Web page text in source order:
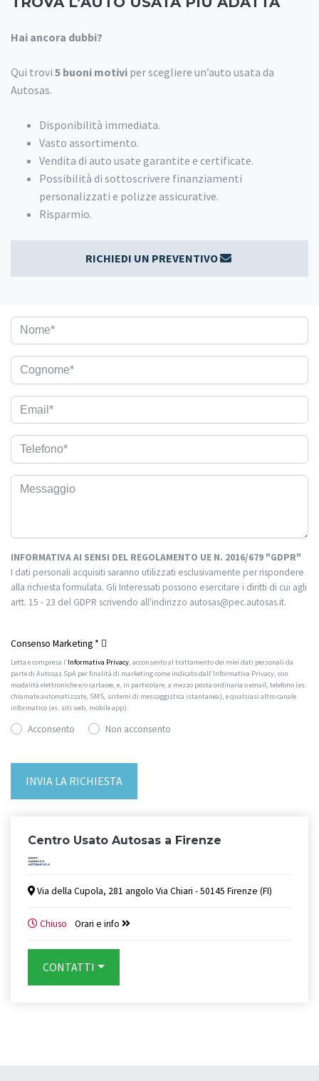
Hai ancora dubbi?
Qui trovi 5 buoni motivi per scegliere un’auto usata da
Autosas.
Disponibilità immediata.
Vasto assortimento.
Vendita di auto usate garantite e certificate.
Possibilità di sottoscrivere finanziamenti
personalizzati e polizze assicurative.
Risparmio.
RICHIEDI UN PREVENTIVO
INFORMATIVA AI SENSI DEL REGOLAMENTO UE N. 2016/679 "GDPR"
I dati personali acquisiti saranno utilizzati esclusivamente per rispondere
alla richiesta formulata. Gli Interessati possono esercitare i diritti di cui agli
artt. 15 - 23 del GDPR scrivendo all'indirizzo autosas@pec.autosas.it.
Consenso Marketing *
Letta e compresa l’Informativa Privacy, acconsento al trattamento dei miei dati personali da
parte di Autosas SpA per finalità di marketing come indicato dall’Informativa Privacy, con
modalità elettroniche e/o cartacee, e, in particolare, a mezzo posta ordinaria o email, telefono (es.
chiamate automatizzate, SMS, sistemi di messaggistica istantanea), e qualsiasi altro canale
informatico (es. siti web, mobile app).
Acconsento Non acconsento
Centro Usato Autosas a Firenze
Via della Cupola, 281 angolo Via Chiari - 50145 Firenze (FI)
Chiuso Orari e info
CONTATTI